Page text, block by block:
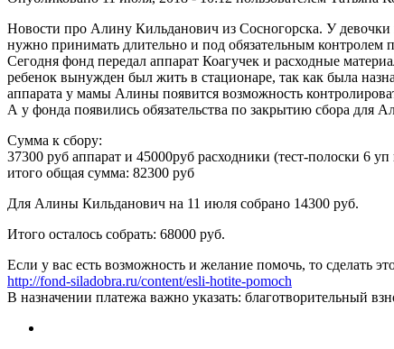
Новости про Алину Кильданович из Сосногорска. У
нужно принимать длительно и под обязательным контролем
Сегодня фонд передал аппарат Коагучек и расходные
ребенок вынужден был жить в стационаре, так как была
аппарата у мамы Алины появится возможность
А у фонда появились обязательства по закрытию сбора для
Сумма к сбору:
37300 руб аппарат и 45000руб расходники (тест-полоски 6
итого общая сумма: 82300 руб
Для Алины Кильданович на 11 июля собрано 14300 руб.
Итого осталось собрать: 68000 руб.
Если у вас есть возможность и желание помочь, то сделать
http://fond-siladobra.ru/content/esli-hotite-pomoch
В назначении платежа важно указать: благотворительный